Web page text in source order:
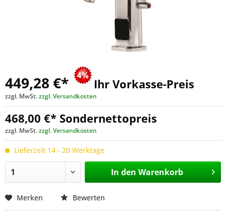
449,28 €* Ihr Vorkasse-Preis
zzgl. MwSt.zzgl. Versandkosten
468,00 €* Sondernettopreis
zzgl. MwSt.zzgl. Versandkosten
Lieferzeit 14 - 20 Werktage
In den Warenkorb
Merken Bewerten